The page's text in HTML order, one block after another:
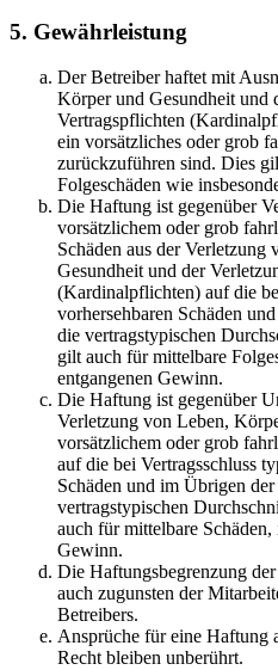
5. Gewährleistung
Der Betreiber haftet mit
Körper und Gesundheit und
Vertragspflichten
ein vorsätzliches oder grob
zurückzuführen sind. Dies
Folgeschäden wie
Die Haftung ist gegenüber
vorsätzlichem oder grob
Schäden aus der
Gesundheit und der
(Kardinalpflichten) auf die
vorhersehbaren Schäden
die vertragstypischen
gilt auch für mittelbare
entgangenen Gewinn.
Die Haftung ist gegenüber
Verletzung von Leben,
vorsätzlichem oder grob
auf die bei Vertragsschluss
Schäden und im Übrigen
vertragstypischen
auch für mittelbare Schäden,
Gewinn.
Die Haftungsbegrenzung
auch zugunsten der
Betreibers.
Ansprüche für eine Haftung
Recht bleiben unberührt.